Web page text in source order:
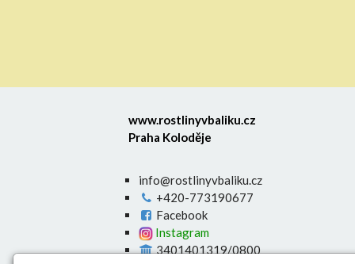
www.rostlinyvbaliku.cz
Praha Koloděje
info@rostlinyvbaliku.cz
+420-773190677
Facebook
Instagram
3401401319/0800